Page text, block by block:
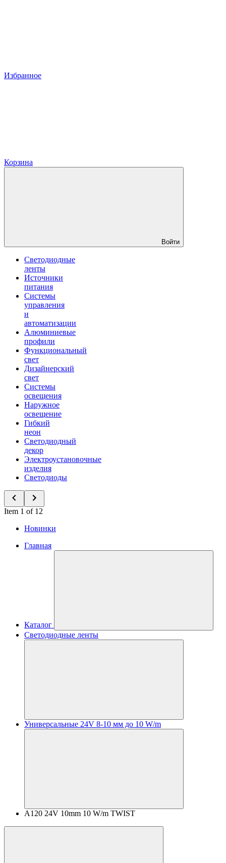
Избранное
Корзина
Войти
Светодиодные
ленты
Источники
питания
Системы
управления
и
автоматизации
Алюминиевые
профили
Функциональный
свет
Дизайнерский
свет
Системы
освещения
Наружное
освещение
Гибкий
неон
Светодиодный
декор
Электроустановочные
изделия
Светодиоды
Item 1 of 12
Новинки
Главная
Каталог
Светодиодные ленты
Универсальные 24V 8-10 мм до 10 W/m
A120 24V 10mm 10 W/m TWIST